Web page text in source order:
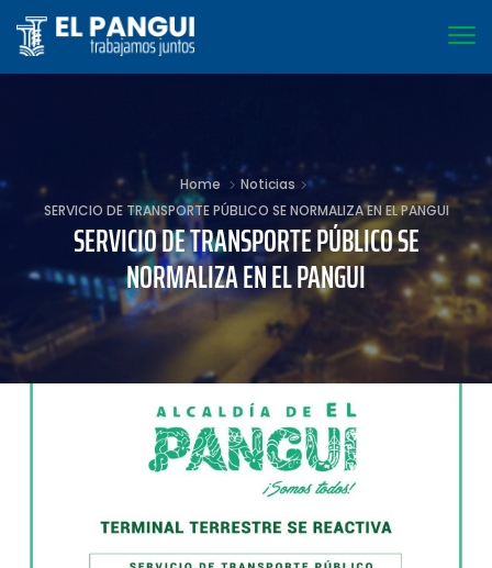
Home
Noticias
SERVICIO DE TRANSPORTE PÚBLICO SE NORMALIZA EN EL PANGUI
SERVICIO DE TRANSPORTE PÚBLICO SE
NORMALIZA EN EL PANGUI